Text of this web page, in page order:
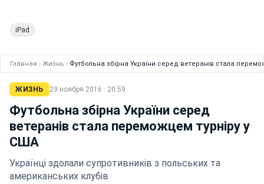
iPad
Главная › Жизнь › Футбольна збірна України серед ветеранів стала
ЖИЗНЬ 29 ноября 2016 · 20:59
Футбольна збірна України серед
ветеранів стала переможцем турніру у
США
Українці здолали супротивників з польських та
американських клубів